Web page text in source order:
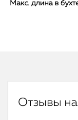
Макс. длина в
Отзывы